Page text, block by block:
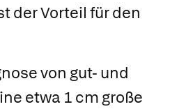
der Vorteil für den
von gut- und
etwa 1 cm große